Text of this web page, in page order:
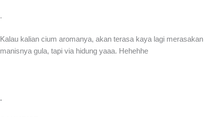
.
Kalau kalian cium aromanya, akan terasa kaya lagi merasakan
manisnya gula, tapi via hidung yaaa. Hehehhe
.